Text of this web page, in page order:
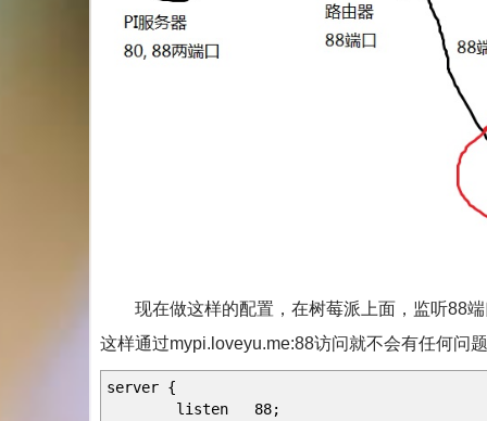
现在做这样的配置，在树莓派上面，监听88端
这样通过mypi.loveyu.me:88访问就不会有任何问
server {
listen 88;